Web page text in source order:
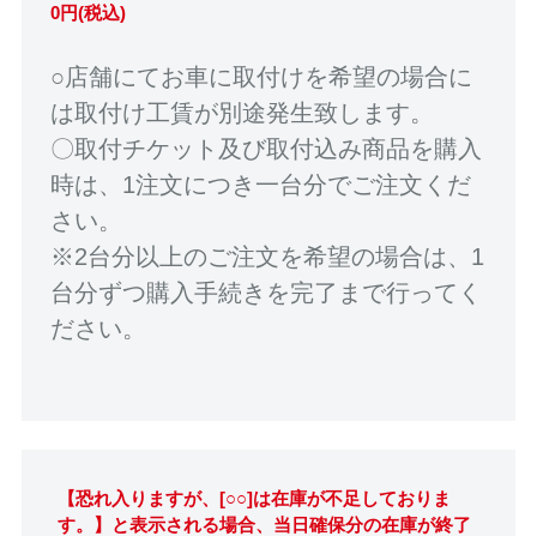
0円(税込)
○店舗にてお車に取付けを希望の場合に
は取付け工賃が別途発生致します。
〇取付チケット及び取付込み商品を購入
時は、1注文につき一台分でご注文くだ
さい。
※2台分以上のご注文を希望の場合は、1
台分ずつ購入手続きを完了まで行ってく
ださい。
【恐れ入りますが、[○○]は在庫が不足しておりま
す。】と表示される場合、当日確保分の在庫が終了